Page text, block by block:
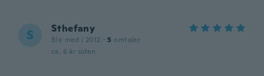
S Sthefany
Ble med i 2012 · 5 omtaler
ca. 6 år siden